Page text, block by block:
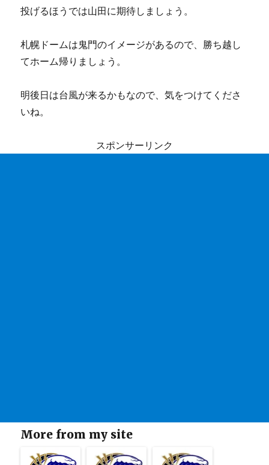
投げるほうでは山田に期待しましょう。
札幌ドームは鬼門のイメージがあるので、勝ち越し
てホーム帰りましょう。
明後日は台風が来るかもなので、気をつけてくださ
いね。
スポンサーリンク
More from my site